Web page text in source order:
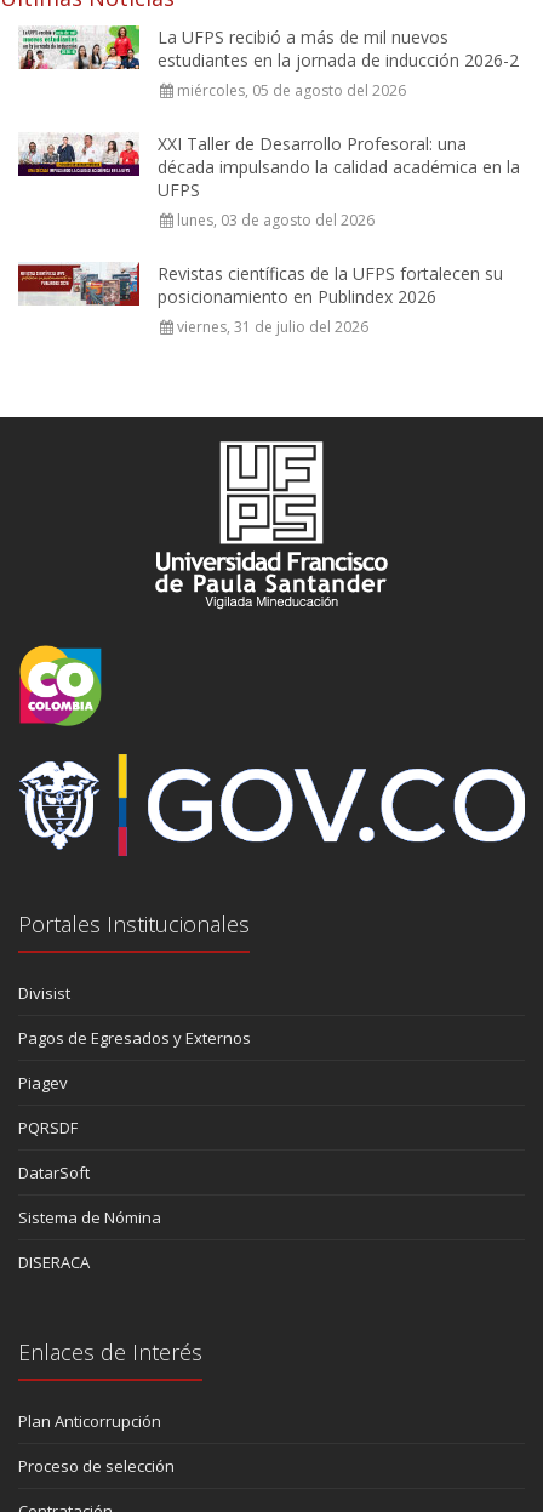
La UFPS recibió a más de mil nuevos
estudiantes en la jornada de inducción 2026-2
miércoles, 05 de agosto del 2026
XXI Taller de Desarrollo Profesoral: una
década impulsando la calidad académica en la
UFPS
lunes, 03 de agosto del 2026
Revistas científicas de la UFPS fortalecen su
posicionamiento en Publindex 2026
viernes, 31 de julio del 2026
Portales Institucionales
Divisist
Pagos de Egresados y Externos
Piagev
PQRSDF
DatarSoft
Sistema de Nómina
DISERACA
Enlaces de Interés
Plan Anticorrupción
Proceso de selección